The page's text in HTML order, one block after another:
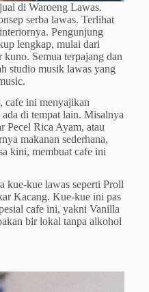
di Waroeng Lawas.
serba lawas. Terlihat
Pengunjung
lengkap, mulai dari
Semua terpajang dan
studio musik lawas yang
cafe ini menyajikan
ada di tempat lain. Misalnya
Pecel Rica Ayam, atau
makanan sederhana,
kini, membuat cafe ini
kue-kue lawas seperti Proll
Kacang. Kue-kue ini pas
cafe ini, yakni Vanilla
bir lokal tanpa alkohol